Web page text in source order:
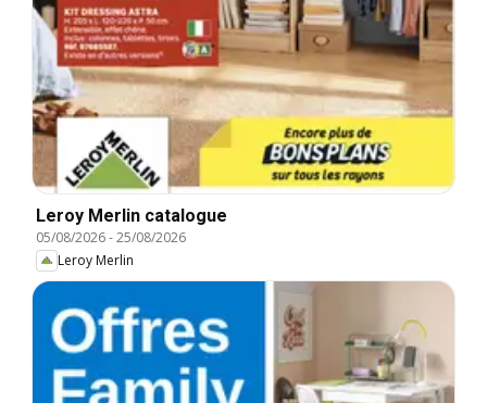
Leroy Merlin catalogue
05/08/2026-25/08/2026
Leroy Merlin